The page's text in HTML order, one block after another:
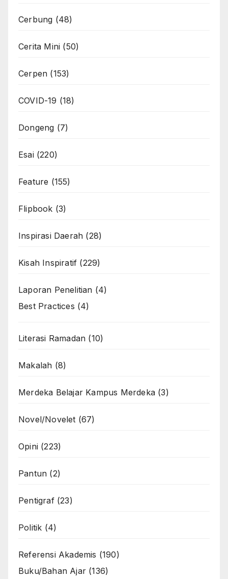
Cerbung (48)
Cerita Mini (50)
Cerpen (153)
COVID-19 (18)
Dongeng (7)
Esai(220)
Feature (155)
Flipbook (3)
Inspirasi Daerah (28)
Kisah Inspiratif (229)
Laporan Penelitian (4)
Best Practices (4)
Literasi Ramadan (10)
Makalah (8)
Merdeka Belajar Kampus Merdeka (3)
Novel/Novelet (67)
Opini (223)
Pantun (2)
Pentigraf(23)
Politik (4)
Referensi Akademis (190)
Buku/Bahan Ajar (136)